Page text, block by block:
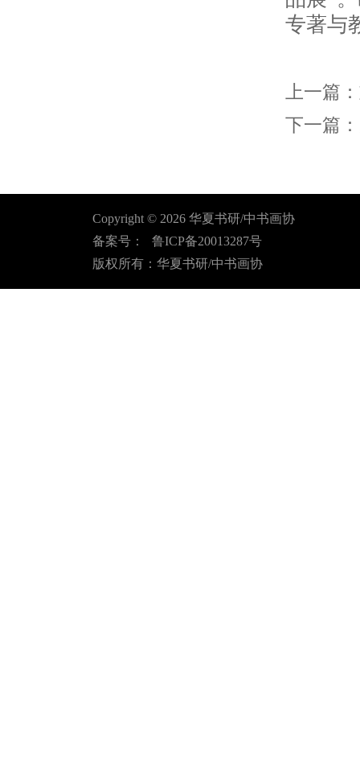
专著与
上一篇：
下一篇：
Copyright © 2026 华夏书研/中书画协
备案号：
鲁ICP备20013287号
版权所有：华夏书研/中书画协